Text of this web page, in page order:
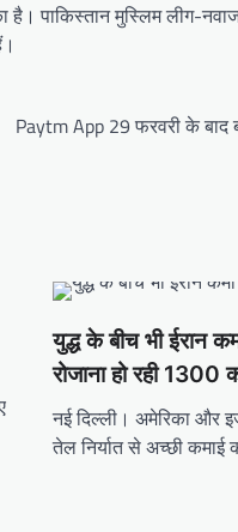
है। पाकिस्तान मुस्लिम लीग-
Paytm App 29 फरवरी के बाद
युद्ध के बीच भी ईरान
रोजाना हो रही
नई दिल्ली। अमेरिका और
तेल निर्यात से अच्छी कमाई